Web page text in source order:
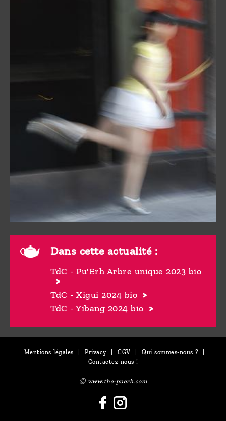
Dans cette actualité :
TdC - Pu'Erh Arbre unique 2023 bio
TdC - Xigui 2024 bio
TdC - Yibang 2024 bio
Mentions légales Privacy CGV Qui sommes-nous ?
Contactez-nous !
Ⓒ www.the-puerh.com